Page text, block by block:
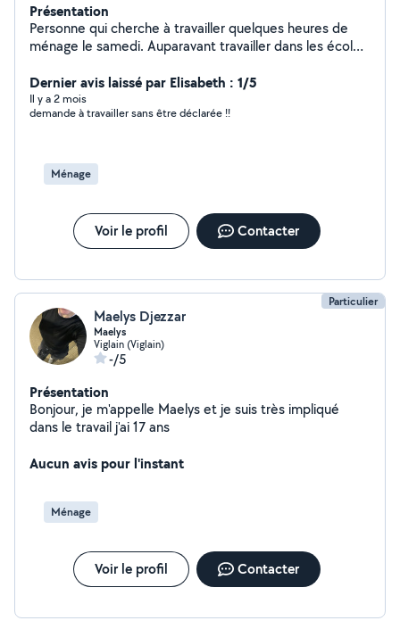
Présentation
Personne qui cherche à travailler quelques heures de
ménage le samedi. Auparavant travailler dans les écoles,
Dernier avis laissé par Elisabeth : 1/5
Il y a 2 mois
demande à travailler sans être déclarée !!
Ménage
Voir le profil Contacter
Particulier
Maelys Djezzar
Maelys
Viglain (Viglain)
-/5
Présentation
Bonjour, je m'appelle Maelys et je suis très impliqué
dans le travail j'ai 17 ans
Aucun avis pour l'instant
Ménage
Voir le profil Contacter